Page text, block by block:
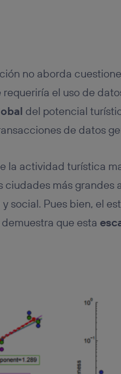
no aborda
el uso de
del potencial
de datos
la actividad turística
ciudades más
social. Pues bien, el
que esta